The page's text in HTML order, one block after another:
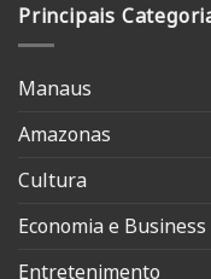
Principais
Manaus
Amazonas
Cultura
Economia e Business
Entretenimento